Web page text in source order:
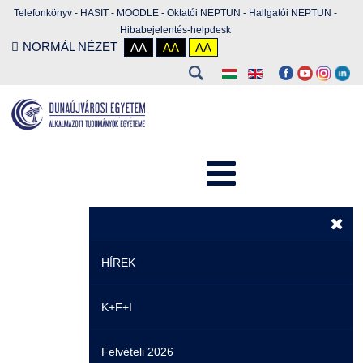
Telefonkönyv - HASIT - MOODLE - Oktatói NEPTUN - Hallgatói NEPTUN -
Hibabejelentés-helpdesk
NORMÁL NÉZET AA AA AA
HÍREK
Hírek
Események
K+F+I
Felvételi 2026